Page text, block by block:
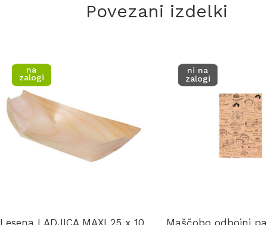
Povezani izdelki
na
zalogi
ni na
zalogi